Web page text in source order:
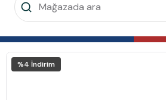
%4 İndirim